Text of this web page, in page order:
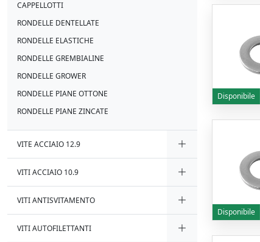
CAPPELLOTTI
RONDELLE DENTELLATE
RONDELLE ELASTICHE
RONDELLE GREMBIALINE
RONDELLE GROWER
RONDELLE PIANE OTTONE
RONDELLE PIANE ZINCATE
VITE ACCIAIO 12.9
VITI ACCIAIO 10.9
VITI ANTISVITAMENTO
VITI AUTOFILETTANTI
Disponibile
Disponibile